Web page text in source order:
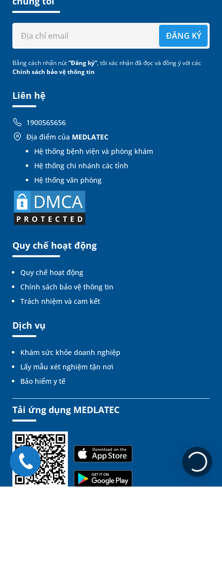
Liên hệ
1900565656
Địa điểm của MEDLATEC
Hệ thống bệnh viện và phòng khám
Hệ thống chi nhánh các tỉnh
Hệ thống văn phòng
Quy chế hoạt động
Quy chế hoạt động
Chính sách bảo vệ thông tin
Trách nhiệm và cam kết
Dịch vụ
Khám sức khỏe doanh nghiệp
Lấy mẫu xét nghiệm tận nơi
Bảo hiểm y tế
ĐĂNG KÝ
Bằng cách nhấn nút“Đăng ký”, tôi xác nhận đã đọc và đồng ý với các
Chính sách bảo vệ thông tin
Tải ứng dụng MEDLATEC